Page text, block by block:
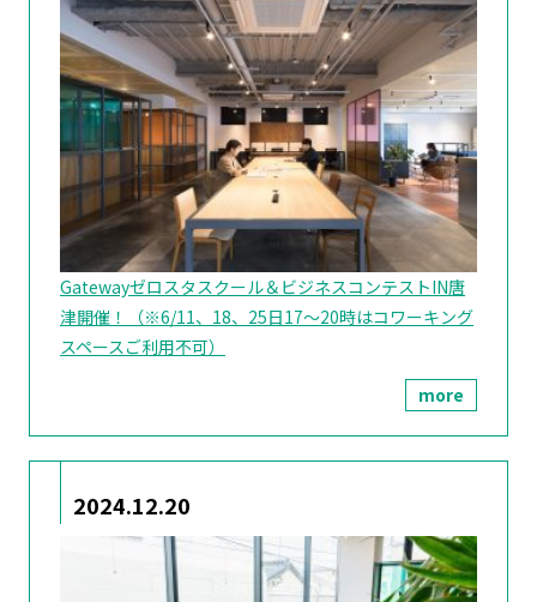
Gatewayゼロスタスクール＆ビジネスコンテストIN唐
津開催！（※6/11、18、25日17～20時はコワーキング
スペースご利用不可）
more
2024.12.20